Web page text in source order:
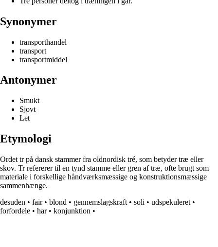
Synonymer
transporthandel
transport
transportmiddel
Antonymer
Smukt
Sjovt
Let
Etymologi
Ordet tr på dansk stammer fra oldnordisk tré, som betyder træ eller
skov. Tr refererer til en tynd stamme eller gren af træ, ofte brugt som
materiale i forskellige håndværksmæssige og konstruktionsmæssige
sammenhænge.
desuden • fair• blond • gennemslagskraft • soli • udspekuleret •
forfordele • har• konjunktion •